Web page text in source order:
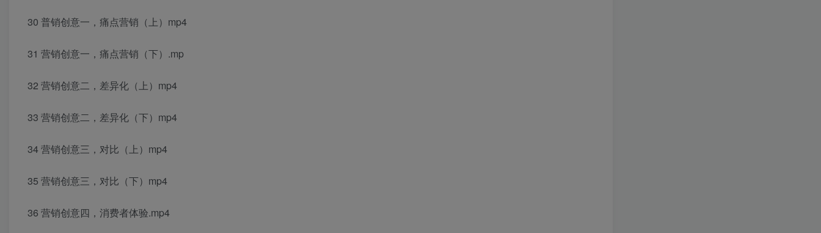
30 普销创意一，痛点营销（上）mp4
31 营销创意一，痛点营销（下）.mp
32 营销创意二，差异化（上）mp4
33 营销创意二，差异化（下）mp4
34 营销创意三，对比（上）mp4
35 营销创意三，对比（下）mp4
36 营销创意四，消费者体验.mp4